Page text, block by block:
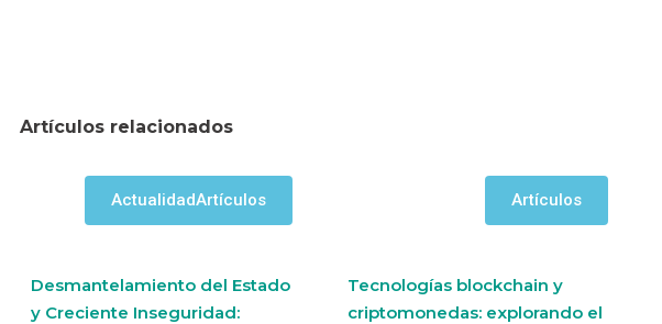
Artículos relacionados
ActualidadArtículos
Desmantelamiento del Estado
y Creciente Inseguridad:
Artículos
Tecnologías blockchain y
criptomonedas: explorando el